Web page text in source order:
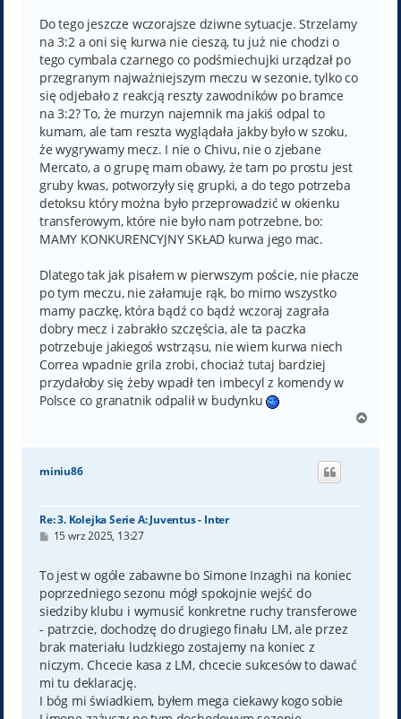
Do tego jeszcze wczorajsze dziwne sytuacje. Strzelamy
na 3:2 a oni się kurwa nie cieszą, tu już nie chodzi o
tego cymbala czarnego co podśmiechujki urządzał po
przegranym najważniejszym meczu w sezonie, tylko co
się odjebało z reakcją reszty zawodników po bramce
na 3:2? To, że murzyn najemnik ma jakiś odpal to
kumam, ale tam reszta wyglądała jakby było w szoku,
że wygrywamy mecz. I nie o Chivu, nie o zjebane
Mercato, a o grupę mam obawy, że tam po prostu jest
gruby kwas, potworzyły się grupki, a do tego potrzeba
detoksu który można było przeprowadzić w okienku
transferowym, które nie było nam potrzebne, bo:
MAMY KONKURENCYJNY SKŁAD kurwa jego mac.
Dlatego tak jak pisałem w pierwszym poście, nie płacze
po tym meczu, nie załamuje rąk, bo mimo wszystko
mamy paczkę, która bądź co bądź wczoraj zagrała
dobry mecz i zabrakło szczęścia, ale ta paczka
potrzebuje jakiegoś wstrząsu, nie wiem kurwa niech
Correa wpadnie grila zrobi, chociaż tutaj bardziej
przydałoby się żeby wpadł ten imbecyl z komendy w
Polsce co granatnik odpalił w budynku
g
miniu86
Re: 3. Kolejka Serie A: Juventus - Inter
P
t
15 wrz 2025, 13:27
To jest w ogóle zabawne bo Simone Inzaghi na koniec
poprzedniego sezonu mógł spokojnie wejść do
siedziby klubu i wymusić konkretne ruchy transferowe
- patrzcie, dochodzę do drugiego finału LM, ale przez
brak materiału ludzkiego zostajemy na koniec z
niczym. Chcecie kasa z LM, chcecie sukcesów to dawać
mi tu deklarację.
I bóg mi świadkiem, byłem mega ciekawy kogo sobie